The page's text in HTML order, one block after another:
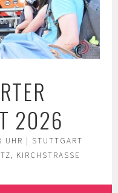
2026
UHR | STUTTGART
KIRCHSTRASSE